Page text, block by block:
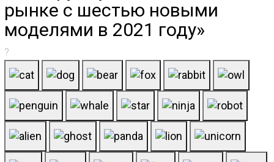
рынке с шестью новыми
моделями в 2021 году»
?